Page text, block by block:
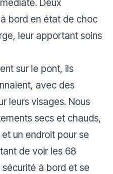
Deux
bord en état de choc
leur apportant soins
sur le pont, ils
avec des
leurs visages. Nous
secs et chauds,
un endroit pour se
de voir les 68
à bord et se